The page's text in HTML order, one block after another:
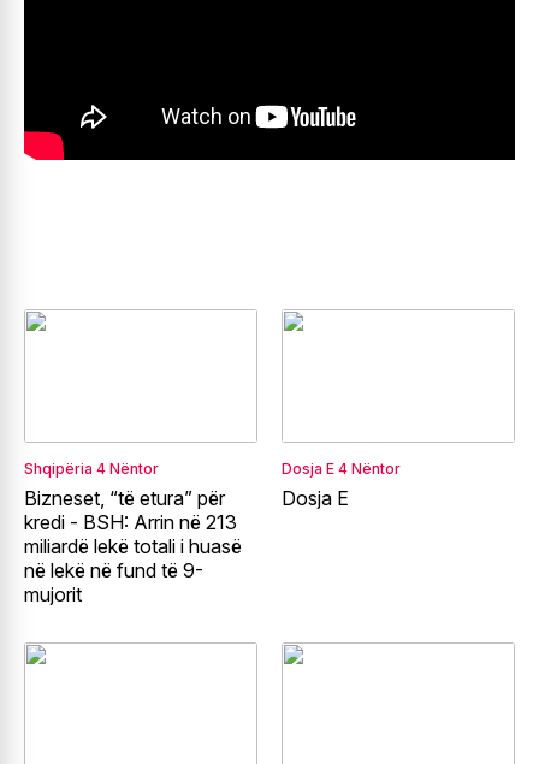
Shqipëria 4 Nëntor
Bizneset, “të etura” për
kredi - BSH: Arrin në 213
miliardë lekë totali i huasë
në lekë në fund të 9-
mujorit
Dosja E 4 Nëntor
Dosja E